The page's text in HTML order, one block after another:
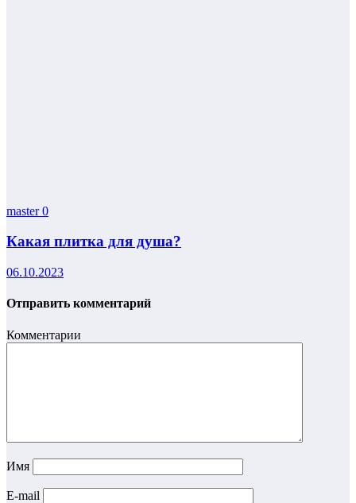
master0
Какая плитка для душа?
06.10.2023
Отправить комментарий
Комментарии
Имя
E-mail